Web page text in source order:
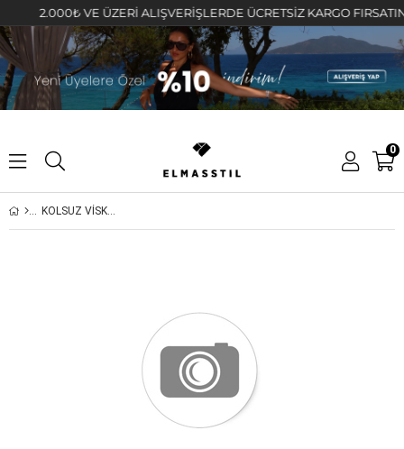
2.000₺ VE ÜZERİ ALIŞVERİŞLERDE ÜCRETSİZ KARGO FIRSATINI
0
KOLSUZ VİSKON ELBİSE